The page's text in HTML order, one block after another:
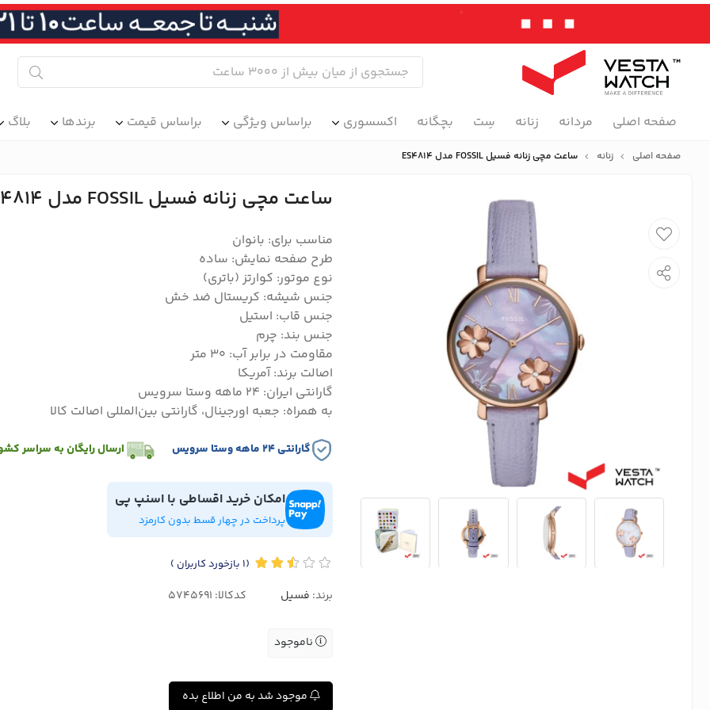
صفحه اصلی مردانه زنانه سِت بچگانه اکسسوری براساس ویژگی براساس قیمت برندها بلاگ
صفحه اصلی زنانه ساعت مچی زنانه فسیل FOSSIL مدل ES4814
ساعت مچی زنانه فسیل FOSSIL مدل ES4814
مناسب برای: بانوان
طرح صفحه نمایش: ساده
نوع موتور: کوارتز (باتری)
جنس شیشه: کریستال ضد خش
جنس قاب: استیل
جنس بند: چرم
مقاومت در برابر آب: ۳۰ متر
اصالت برند: آمریکا
گارانتی ایران: ۲۴ ماهه وستا سرویس
به همراه: جعبه اورجینال، گارانتی بین‌المللی اصالت کالا
گارانتی ۲۴ ماهه وستا سرویس ارسال رایگان به سراسر
امکان خرید اقساطی با اسنپ پی
پرداخت در چهار قسط بدون کارمزد
(1 بازخورد کاربران )
برند: فسیل کدکالا:
ناموجود
موجود شد به من اطلاع بده